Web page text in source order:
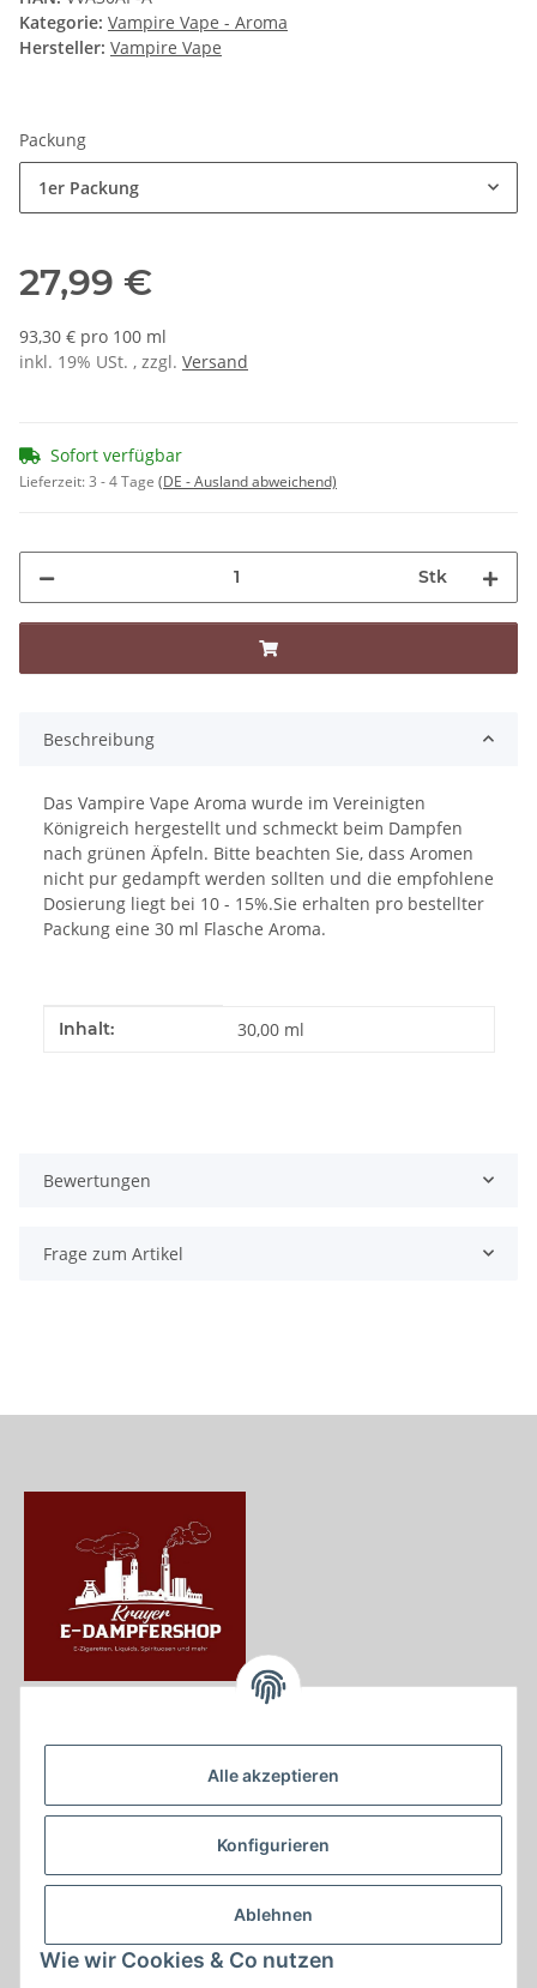
Alle akzeptieren
Konfigurieren
Ablehnen
Wie wir Cookies & Co nutzen
Kategorie: Vampire Vape - Aroma
Hersteller: Vampire Vape
Packung
1er Packung
27,99 €
93,30 € pro 100 ml
inkl. 19% USt. , zzgl. Versand
Sofort verfügbar
Lieferzeit:3 - 4 Tage (DE - Ausland abweichend)
Stk
Beschreibung
Das Vampire Vape Aroma wurde im Vereinigten
Königreich hergestellt und schmeckt beim Dampfen
nach grünen Äpfeln. Bitte beachten Sie, dass Aromen
nicht pur gedampft werden sollten und die empfohlene
Dosierung liegt bei 10 - 15%.Sie erhalten pro bestellter
Packung eine 30 ml Flasche Aroma.
Produkteigenschaft
Wert
Inhalt: 30,00 ml
Bewertungen
Frage zum Artikel
Krayerstraße 249
Tel.:0201555402
info@krayer-edampfer-shop.de
Gesetzliche Informationen
Informationen